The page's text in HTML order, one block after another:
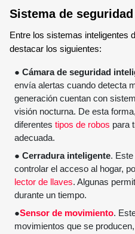
Sistema de
Entre los sistemas inteligentes
destacar los siguientes:
● Cámara de seguridad
envía alertas cuando detecta
generación cuentan con
visión nocturna. De esta
diferentes tipos de robos para
adecuada.
● Cerradura inteligente.
controlar el acceso al hogar,
lector de llaves. Algunas
durante un tiempo.
●Sensor de movimiento.
movimientos que se